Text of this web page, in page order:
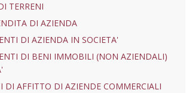
TERRENI
DI AZIENDA
DI AZIENDA IN SOCIETA'
DI BENI IMMOBILI (NON AZIENDALI)
DI AFFITTO DI AZIENDE COMMERCIALI